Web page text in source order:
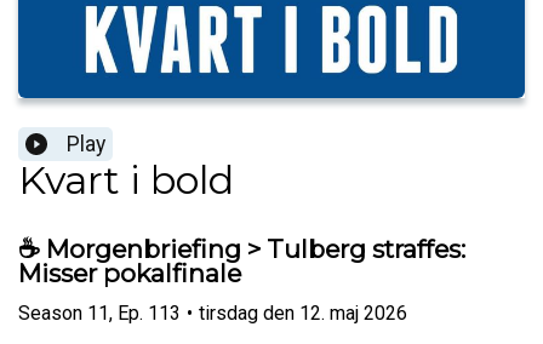
Play
Kvart i bold
☕️ Morgenbriefing > Tulberg straffes:
Misser pokalfinale
Season 11, Ep. 113 • tirsdag den 12. maj 2026